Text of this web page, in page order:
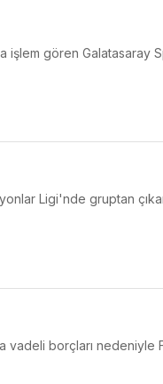
işlem gören Galatasaray
Ligi'nde gruptan
vadeli borçları nedeniyle